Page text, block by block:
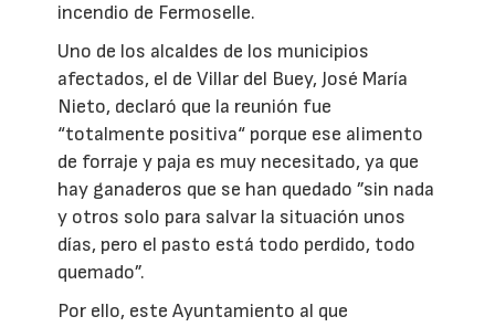
incendio de Fermoselle.
Uno de los alcaldes de los municipios
afectados, el de Villar del Buey, José María
Nieto, declaró que la reunión fue
“totalmente positiva“ porque ese alimento
de forraje y paja es muy necesitado, ya que
hay ganaderos que se han quedado ”sin nada
y otros solo para salvar la situación unos
días, pero el pasto está todo perdido, todo
quemado”.
Por ello, este Ayuntamiento al que